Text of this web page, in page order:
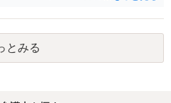
とみる